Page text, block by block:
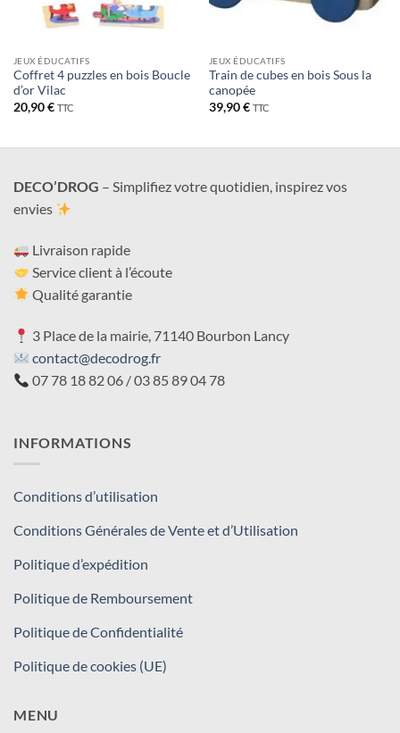
JEUX ÉDUCATIFS
Coffret 4 puzzles en bois Boucle
d’or Vilac
20,90€ TTC
JEUX ÉDUCATIFS
Train de cubes en bois Sous la
canopée
39,90€ TTC
DECO’DROG – Simplifiez votre quotidien, inspirez vos
envies
Livraison rapide
Service client à l’écoute
Qualité garantie
3 Place de la mairie, 71140 Bourbon Lancy
contact@decodrog.fr
07 78 18 82 06 / 03 85 89 04 78
INFORMATIONS
Conditions d’utilisation
Conditions Générales de Vente et d’Utilisation
Politique d’expédition
Politique de Remboursement
Politique de Confidentialité
Politique de cookies (UE)
MENU